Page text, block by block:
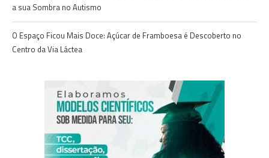
a sua Sombra no Autismo
O Espaço Ficou Mais Doce: Açúcar de Framboesa é Descoberto no
Centro da Via Láctea